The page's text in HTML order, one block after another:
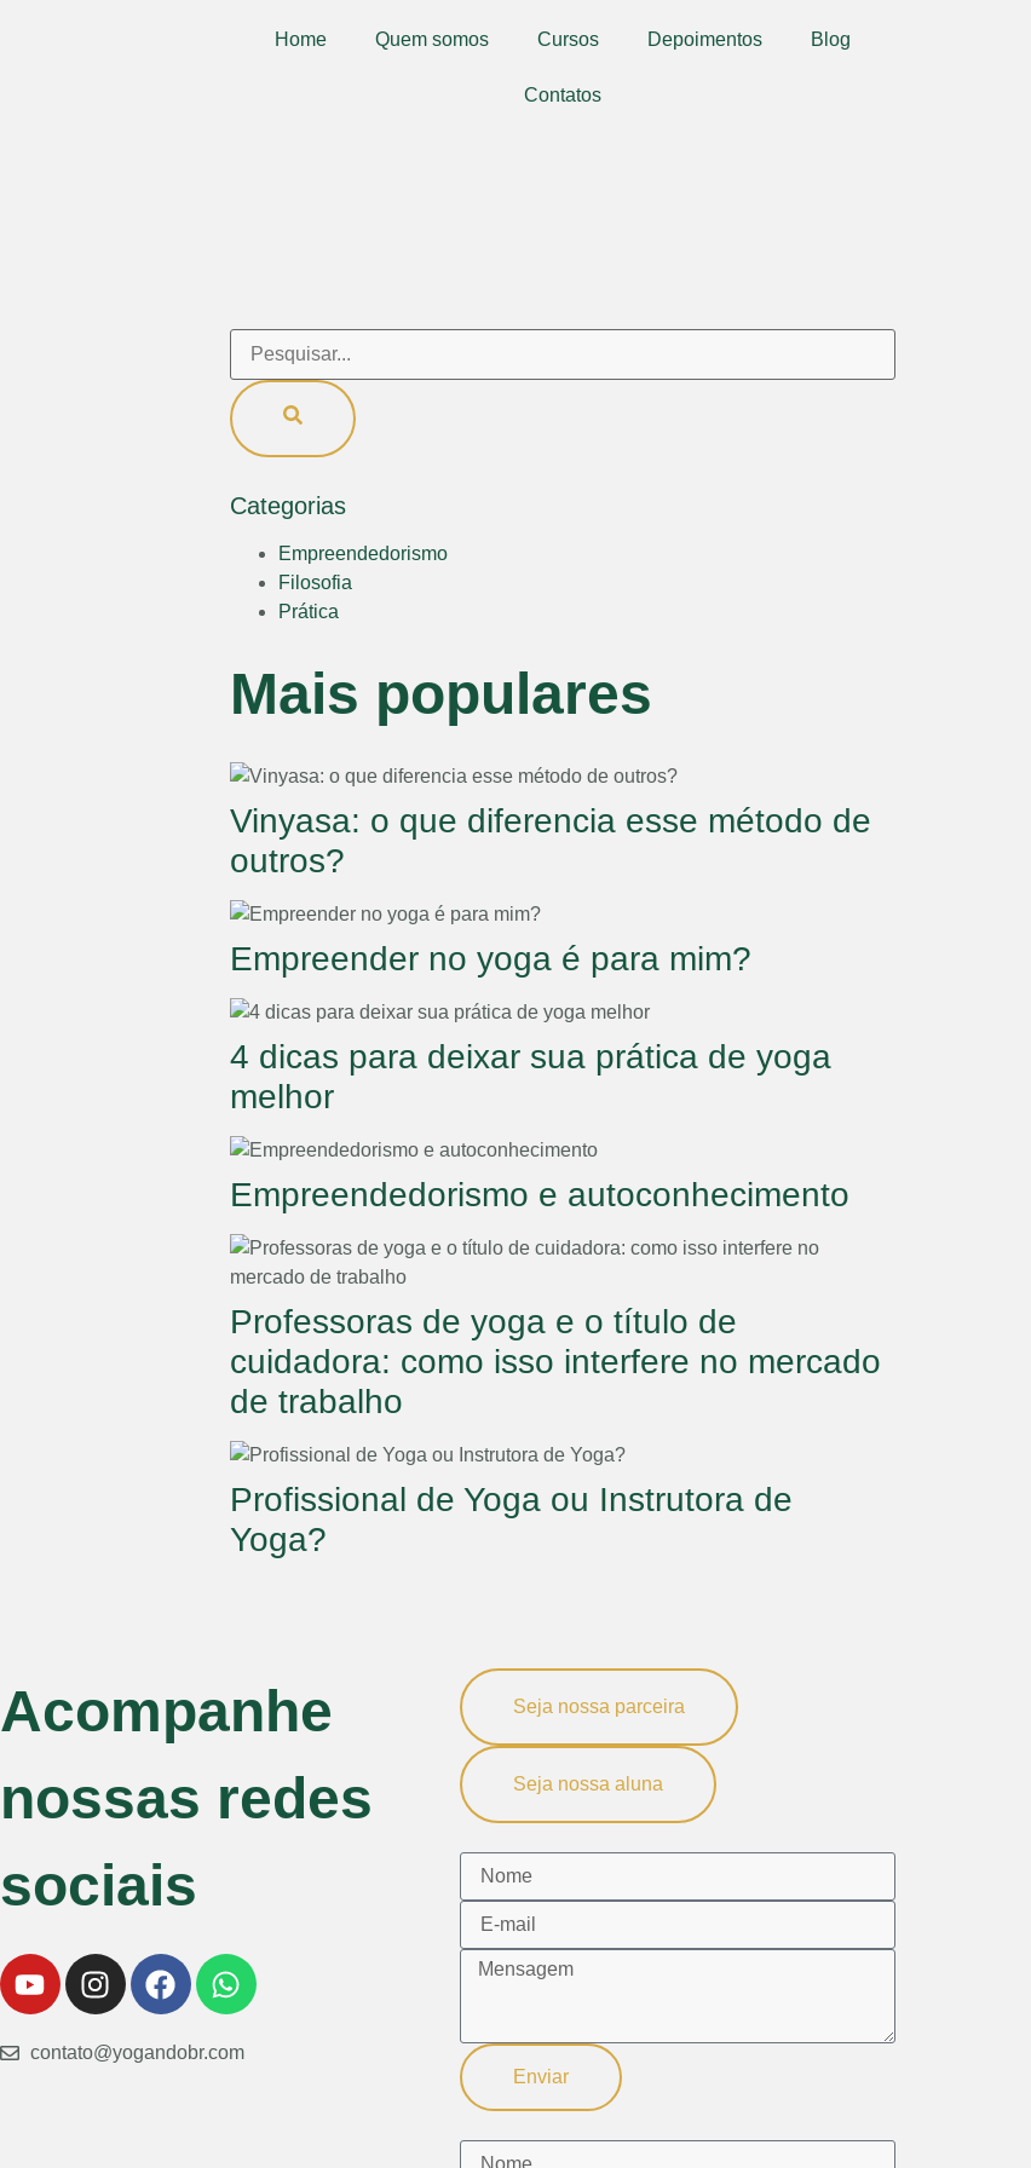
Home Quem somos Cursos Depoimentos Blog
Contatos
Categorias
Empreendedorismo
Filosofia
Prática
Mais populares
Vinyasa: o que diferencia esse método de
outros?
Empreender no yoga é para mim?
4 dicas para deixar sua prática de yoga
melhor
Empreendedorismo e autoconhecimento
Professoras de yoga e o título de
cuidadora: como isso interfere no mercado
de trabalho
Profissional de Yoga ou Instrutora de
Yoga?
Acompanhe
nossas redes
sociais
contato@yogandobr.com
Seja nossa parceira
Seja nossa aluna
Enviar